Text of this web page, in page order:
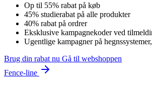
Op til 55% rabat på køb
45% studierabat på alle produkter
40% rabat på ordrer
Eksklusive kampagnekoder ved
Ugentlige kampagner på
Brug din rabat nu Gå til webshoppen
Fence-line